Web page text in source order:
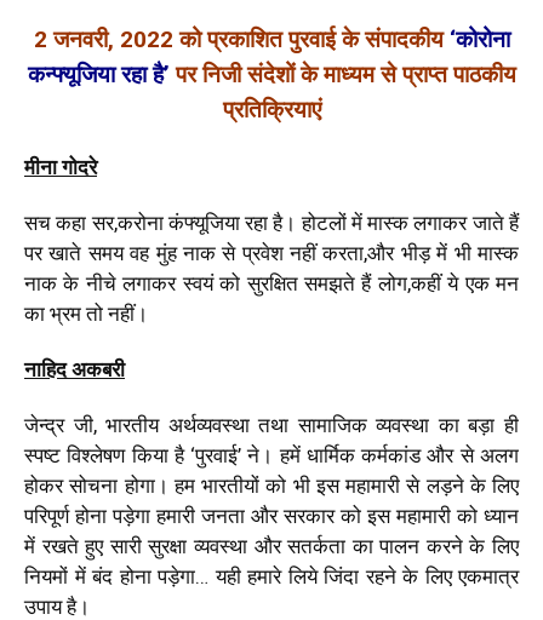
2 जनवरी, 2022 को प्रकाशित पुरवाई के संपादकीय‘कोरोना
कन्फ्यूजिया रहा है’ पर निजी संदेशों के माध्यम से प्राप्त पाठकीय
प्रतिक्रियाएं
मीना गोदरे
सच कहा सर,करोना कंफ्यूजिया रहा है। होटलों में मास्क लगाकर जाते हैं
पर खाते समय वह मुंह नाक से प्रवेश नहीं करता,और भीड़ में भी मास्क
नाक के नीचे लगाकर स्वयं को सुरक्षित समझते हैं लोग,कहीं ये एक मन
का भ्रम तो नहीं।
नाहिद अकबरी
जेन्द्र जी, भारतीय अर्थव्यवस्था तथा सामाजिक व्यवस्था का बड़ा ही
स्पष्ट विश्लेषण किया है ‘पुरवाई’ ने। हमें धार्मिक कर्मकांड और से अलग
होकर सोचना होगा। हम भारतीयों को भी इस महामारी से लड़ने के लिए
परिपूर्ण होना पड़ेगा हमारी जनता और सरकार को इस महामारी को ध्यान
में रखते हुए सारी सुरक्षा व्यवस्था और सतर्कता का पालन करने के लिए
नियमों में बंद होना पड़ेगा… यही हमारे लिये जिंदा रहने के लिए एकमात्र
उपाय है।